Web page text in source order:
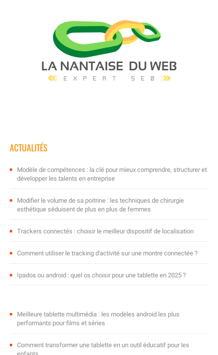
ACTUALITÉS
Modèle de compétences : la clé pour mieux comprendre, structurer et
développer les talents en entreprise
Modifier le volume de sa poitrine : les techniques de chirurgie
esthétique séduisent de plus en plus de femmes
Trackers connectés : choisir le meilleur dispositif de localisation
Comment utiliser le tracking d'activité sur une montre connectée ?
Ipados ou android : quel os choisir pour une tablette en 2025 ?
Meilleure tablette multimédia : les modèles android les plus
performants pour films et séries
Comment transformer une tablette en un outil éducatif pour les